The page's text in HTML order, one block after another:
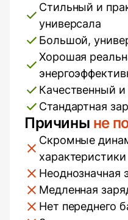
Стильный и
универсала
Большой,
Хорошая
Качественный
Стандартная
Причины не
Скромные
характеристики
Неоднозначная
Медленная
Нет переднего